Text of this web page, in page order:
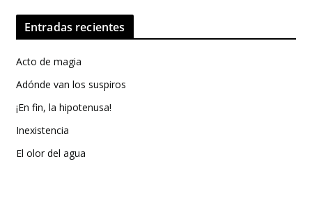
Entradas recientes
Acto de magia
Adónde van los suspiros
¡En fin, la hipotenusa!
Inexistencia
El olor del agua